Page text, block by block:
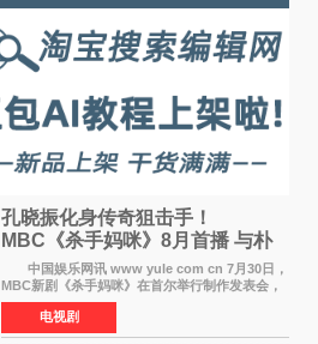
孔晓振化身传奇狙击手！
MBC《杀手妈咪》8月首播 与朴
恩斌展开收视对决
中国娱乐网讯 www yule com cn 7月30日，
MBC新剧《杀手妈咪》在首尔举行制作发表会，
主演孔晓振、郑准元、李相二、无真星、崔宇
成、李银泉等人一同出席，为新剧宣传造势。这
是孔晓振继《毛骨
电视剧